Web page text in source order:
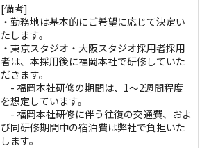
[備考]
・勤務地は基本的にご希望に応じて決定い
たします。
・東京スタジオ・大阪スタジオ採用者採用
者は、本採用後に福岡本社で研修していた
だきます。
- 福岡本社研修の期間は、1～2週間程度
を想定しています。
- 福岡本社研修に伴う往復の交通費、およ
び同研修期間中の宿泊費は弊社で負担いた
します。